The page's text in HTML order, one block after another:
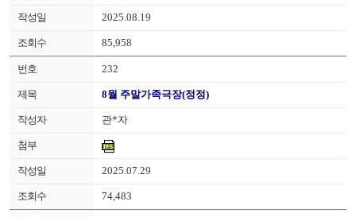
2025.08.19
85,958
232
8월 주말가족극장(정정)
관*자
2025.07.29
74,483